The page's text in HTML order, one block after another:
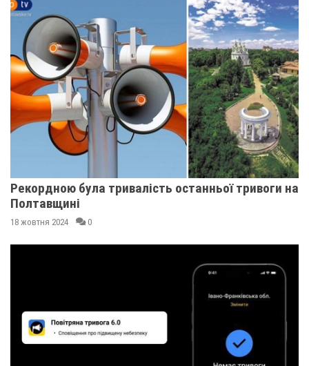
Рекордною була тривалість останньої тривоги на
Полтавщині
18 жовтня 2024 0